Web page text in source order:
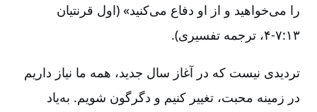
را می‌خواهید و از او دفاع می‌کنید» (اول قرنتیان
۱۳:‏۴-۷، ترجمه تفسیری‌).
تردیدی نیست که در آغاز سال جدید، همه ما نیاز داریم
در زمینه محبت‌، تغییر کنیم و دگرگون شویم‌. به‌یاد